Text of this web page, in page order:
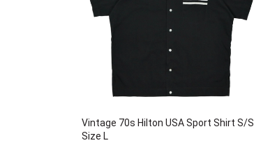
Vintage 70s Hilton USA Sport Shirt S/S
Size L